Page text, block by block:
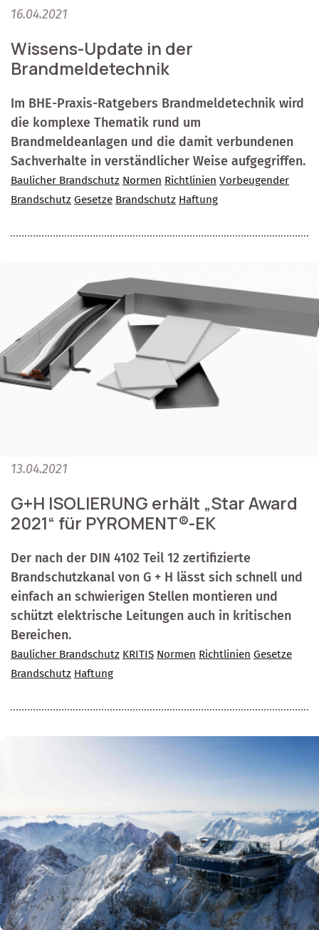
16.04.2021
Wissens-Update in der
Brandmeldetechnik
Im BHE-Praxis-Ratgebers Brandmeldetechnik wird
die komplexe Thematik rund um
Brandmeldeanlagen und die damit verbundenen
Sachverhalte in verständlicher Weise aufgegriffen.
Baulicher Brandschutz Normen Richtlinien Vorbeugender
Brandschutz Gesetze Brandschutz Haftung
13.04.2021
G+H ISOLIERUNG erhält „Star Award
2021“ für PYROMENT®-EK
Der nach der DIN 4102 Teil 12 zertifizierte
Brandschutzkanal von G + H lässt sich schnell und
einfach an schwierigen Stellen montieren und
schützt elektrische Leitungen auch in kritischen
Bereichen.
Baulicher Brandschutz KRITIS Normen Richtlinien Gesetze
Brandschutz Haftung